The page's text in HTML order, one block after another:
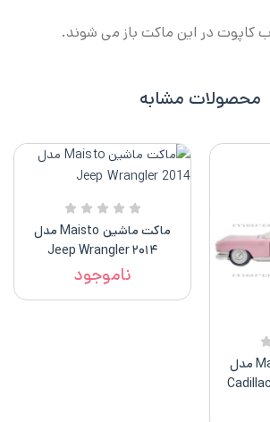
کاپوت در این ماکت باز می شوند.
محصولات مشابه
ماکت ماشین Maisto مدل
ماکت ماشین Maisto مدل
۲۰۱۴ Jeep Wrangler
ناموجود